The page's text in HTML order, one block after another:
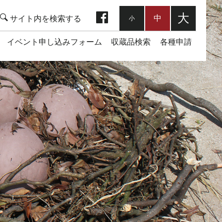
イベント申し込みフォーム 収蔵品検索 各種申請
小 中 大